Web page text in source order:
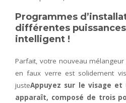
Programmes
différentes
intelligent !
Parfait, votre nouveau
en faux verre est solidement
justeAppuyez sur le visage
apparaît, composé de trois